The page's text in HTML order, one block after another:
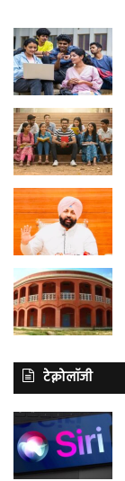
टेक्नोलॉजी